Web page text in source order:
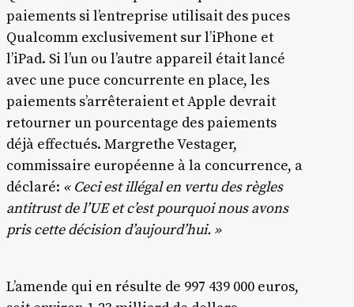
paiements si l’entreprise utilisait des puces
Qualcomm exclusivement sur l’iPhone et
l’iPad. Si l’un ou l’autre appareil était lancé
avec une puce concurrente en place, les
paiements s’arrêteraient et Apple devrait
retourner un pourcentage des paiements
déjà effectués. Margrethe Vestager,
commissaire européenne à la concurrence, a
déclaré: « Ceci est illégal en vertu des règles
antitrust de l’UE et c’est pourquoi nous avons
pris cette décision d’aujourd’hui. »
L’amende qui en résulte de 997 439 000 euros,